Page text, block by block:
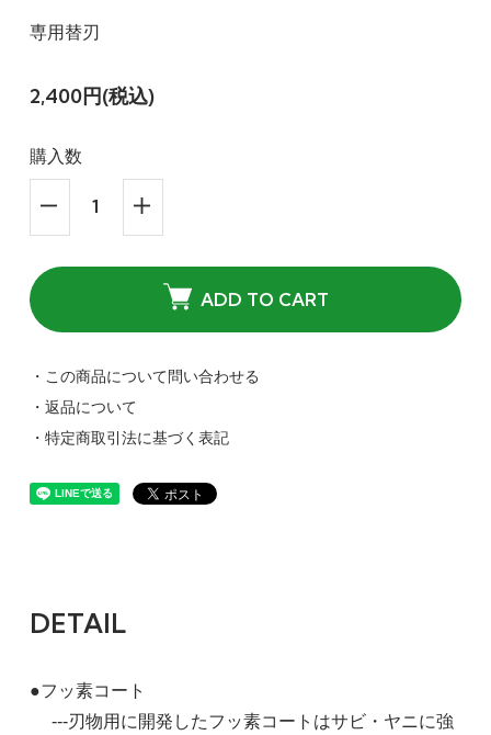
専用替刃
2,400円(税込)
購入数
ADD TO CART
・この商品について問い合わせる
・返品について
・特定商取引法に基づく表記
DETAIL
●フッ素コート
---刃物用に開発したフッ素コートはサビ・ヤニに強